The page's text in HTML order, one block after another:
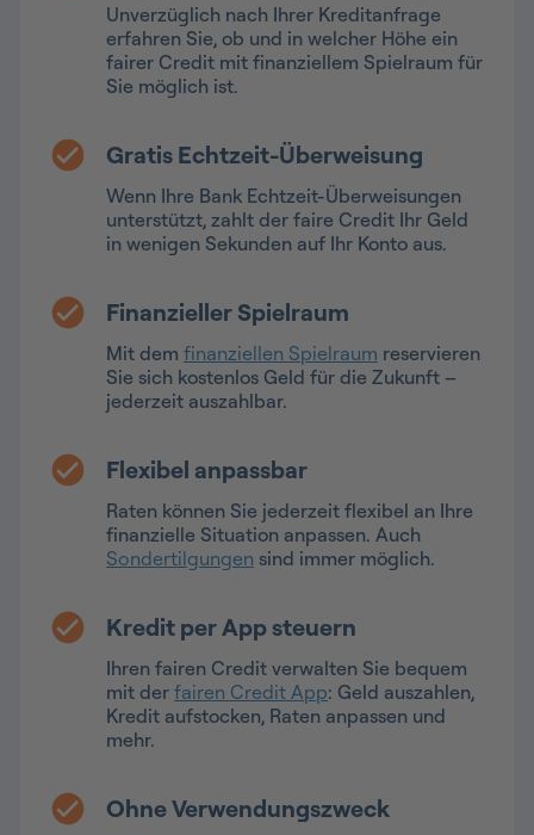
Unverzüglich nach Ihrer Kreditanfrage
erfahren Sie, ob und in welcher Höhe ein
fairer Credit mit finanziellem Spielraum für
Sie möglich ist.
Gratis Echtzeit-Überweisung
Wenn Ihre Bank Echtzeit-Überweisungen
unterstützt, zahlt der faire Credit Ihr Geld
in wenigen Sekunden auf Ihr Konto aus.
Finanzieller Spielraum
Mit dem finanziellen Spielraum reservieren
Sie sich kostenlos Geld für die Zukunft –
jederzeit auszahlbar.
Flexibel anpassbar
Raten können Sie jederzeit flexibel an Ihre
finanzielle Situation anpassen. Auch
Sondertilgungen sind immer möglich.
Kredit per App steuern
Ihren fairen Credit verwalten Sie bequem
mit der fairen Credit App: Geld auszahlen,
Kredit aufstocken, Raten anpassen und
mehr.
Ohne Verwendungszweck